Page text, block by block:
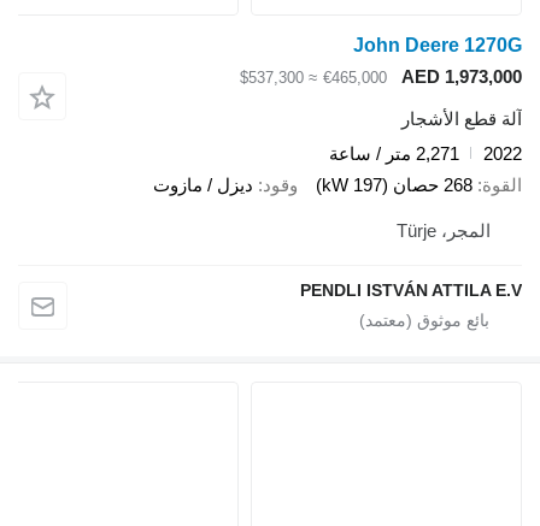
John Deere 1270G
AED 1,973,000
€465,000
≈ $537,300
آلة قطع الأشجار
2022
2,271 متر / ساعة
القوة 268 حصان (197 kW) وقود ديزل / مازوت
المجر، Türje
PENDLI ISTVÁN ATTILA E.V